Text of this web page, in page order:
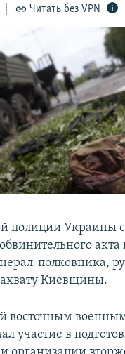
СУДЯТ?
КРЫМА
RL
Читать без VPN
полиции Украины
полковника,
Киевщины.
восточным
участие в